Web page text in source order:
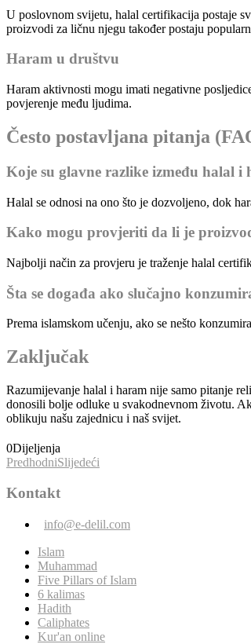
U poslovnom svijetu, halal certifikacija postaje
proizvodi za ličnu njegu također postaju
Haram u društvu
Haram aktivnosti mogu imati negativne
povjerenje među ljudima.
Često postavljana pitanja
Koje su glavne razlike između halal i
Halal se odnosi na ono što je dozvoljeno, dok
Kako mogu provjeriti da li je
Najbolji način za provjeru je traženje halal
Šta se događa ako slučajno
Prema islamskom učenju, ako se nešto
Zaključak
Razumijevanje halal i haram nije samo pitanje
donosili bolje odluke u svakodnevnom životu.
oblikuju našu zajednicu i naš svijet.
0Dijeljenja
PredhodniSlijedeći
Kontakt
info@e-delil.com
Islam
Muhammad
Five Pillars of Islam
6 kalimas
Hadith
Caliphates
Kur'an online